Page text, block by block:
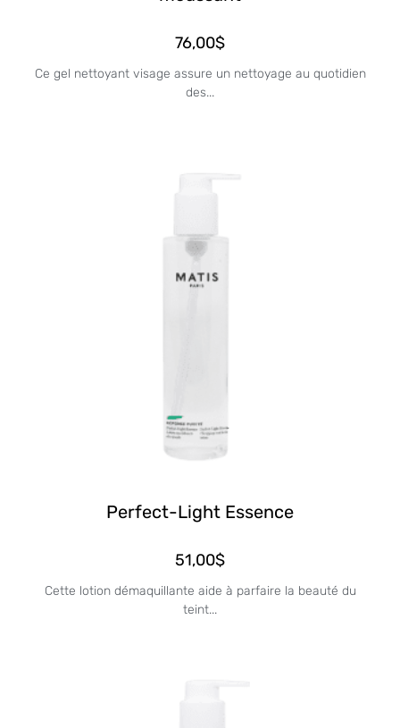
76,00$
Ce gel nettoyant visage assure un nettoyage au quotidien
des...
Perfect-Light Essence
51,00$
Cette lotion démaquillante aide à parfaire la beauté du
teint...